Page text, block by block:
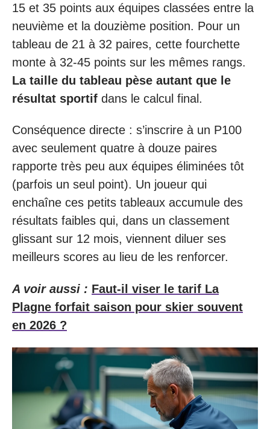
15 et 35 points aux équipes classées entre la
neuvième et la douzième position. Pour un
tableau de 21 à 32 paires, cette fourchette
monte à 32-45 points sur les mêmes rangs.
La taille du tableau pèse autant que le
résultat sportif dans le calcul final.
Conséquence directe : s’inscrire à un P100
avec seulement quatre à douze paires
rapporte très peu aux équipes éliminées tôt
(parfois un seul point). Un joueur qui
enchaîne ces petits tableaux accumule des
résultats faibles qui, dans un classement
glissant sur 12 mois, viennent diluer ses
meilleurs scores au lieu de les renforcer.
A voir aussi : Faut-il viser le tarif La
Plagne forfait saison pour skier souvent
en 2026 ?